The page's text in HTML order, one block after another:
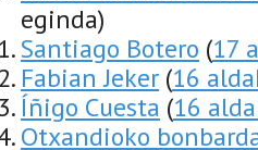
eginda)
Santiago Botero (17
Fabian Jeker (16
Íñigo Cuesta (16
Otxandioko